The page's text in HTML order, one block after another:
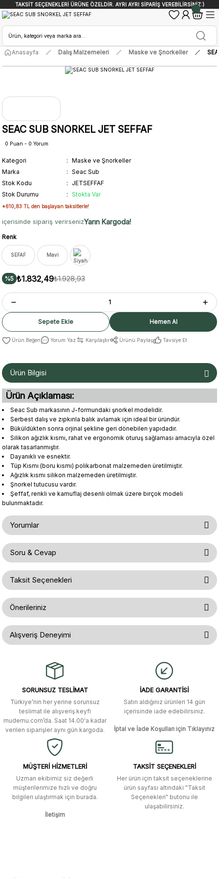
TAKSİT SEÇENEKLERİ ÜRÜNE ÖZELDİR. AYRI AYRI SİPARİŞ VEREBİLİRSİNİZ:)
Anasayfa Dalış Malzemeleri Maske ve Şnorkeller
SEAC SUB SNORKEL JET SEFFAF
0 Puan - 0 Yorum
Kategori
Maske ve Şnorkeller
Marka
Seac Sub
Stok Kodu
JETSEFFAF
Stok Durumu
Stokta Var
*610,83 TL den başlayan taksitlerle!
içerisinde sipariş verirsenizYarın Kargoda!
Renk
SEFAF Mavi
%5 ₺1.832,49₺1.928,93
Sepete Ekle Hemen Al
Yorum Yaz Karşılaştır Ürünü Paylaş Tavsiye Et
Ürün Bilgisi
Ürün Açıklaması:
Seac Sub markasının J-formundaki şnorkel modelidir.
Serbest dalış ve zıpkınla balık avlamak için ideal bir üründür.
Büküldükten sonra orjinal şekline geri dönebilen yapıdadır.
Silikon ağızlık kısmı, rahat ve ergonomik oturuş sağlaması amacıyla özel
olarak tasarlanmıştır.
Dayanıklı ve esnektir.
Tüp Kısmı (boru kısmı) polikarbonat malzemeden üretilmiştir.
Ağızlık kısmı silikon malzemeden üretilmiştir.
Şnorkel tutucusu vardır.
Şeffaf, renkli ve kamuflaj desenli olmak üzere birçok modeli
bulunmaktadır.
Yorumlar
Bu ürüne ilk yorumu siz yapın!
Yorum Yaz
Soru & Cevap
Ürün hakkında henüz soru sorulmamış.
Soru Sor
Taksit Seçenekleri
Önerileriniz
Bu ürünün fiyat bilgisi, resim, ürün açıklamalarında ve diğer konularda
yetersiz gördüğünüz noktaları öneri formunu kullanarak tarafımıza
iletebilirsiniz.
Ürün resmi kalitesiz, bozuk veya görüntülenemiyor.
Ürün bilgilerinde hatalar bulunuyor.
Ürün fiyatı diğer sitelerden daha pahalı.
Bu ürüne benzer farklı alternatifler olmalı.
Alışveriş Deneyimi
alışverişti. Ürün bir gün sonra elime
ulaştı. Mağaza yetkilileri oldukça
yanıt aldım ve çözüm buldum.
Murat Duman | 17/03/2026
Site güvenilir ve kullanışlı, fakat
kavela ve diğer ahşap aksesuarları
menü seçeneklerinde bulunmuyor,
spesifik olarak "kavela" terimini
aratarak bulunabilir.
M... K... | 12/12/2025
Ben bu kadar hızlı bir teslimat
Ben bu kadar hızlı bir teslimat
SORUNSUZ TESLİMAT
Türkiye’nin her yerine sorunsuz
teslimat ile alışveriş keyfi
mudemu.com’da. Saat 14.00'a kadar
verilen siparişler aynı gün kargoda.
İADE GARANTİSİ
Satın aldığınız ürünleri 14 gün
içerisinde iade edebilirsiniz.
İptal ve İade Koşulları için Tıklayınız
MÜŞTERİ HİZMETLERİ
Uzman ekibimiz siz değerli
müşterilerimize hızlı ve doğru
bilgileri ulaştırmak için burada.
İletişim
TAKSİT SEÇENEKLERİ
Her ürün için taksit seçeneklerine
ürün sayfası altındaki "Taksit
Seçenekleri" butonu ile
ulaşabilirsiniz.